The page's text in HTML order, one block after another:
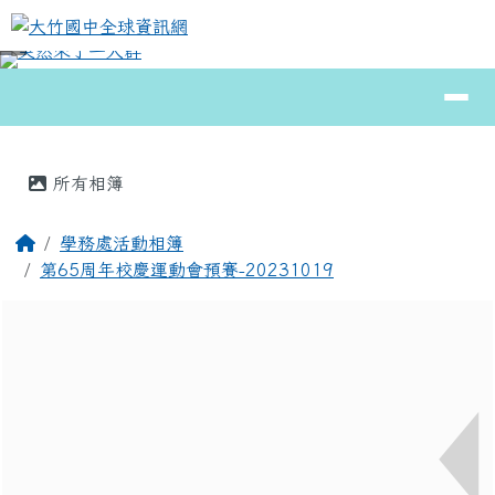
跳至主內容區
大竹國中全球資訊網
⏸
所有相簿
回首頁學務處活動相簿
第65周年校慶運動會預賽-20231019